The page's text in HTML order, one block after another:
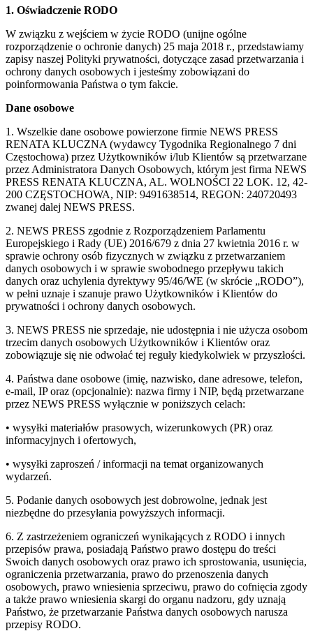
1. Oświadczenie RODO
W związku z wejściem w życie RODO (unijne ogólne
rozporządzenie o ochronie danych) 25 maja 2018 r., przedstawiamy
zapisy naszej Polityki prywatności, dotyczące zasad przetwarzania i
ochrony danych osobowych i jesteśmy zobowiązani do
poinformowania Państwa o tym fakcie.
Dane osobowe
1. Wszelkie dane osobowe powierzone firmie NEWS PRESS
RENATA KLUCZNA (wydawcy Tygodnika Regionalnego 7 dni
Częstochowa) przez Użytkowników i/lub Klientów są przetwarzane
przez Administratora Danych Osobowych, którym jest firma NEWS
PRESS RENATA KLUCZNA, AL. WOLNOŚCI 22 LOK. 12, 42-
200 CZĘSTOCHOWA, NIP: 9491638514, REGON: 240720493
zwanej dalej NEWS PRESS.
2. NEWS PRESS zgodnie z Rozporządzeniem Parlamentu
Europejskiego i Rady (UE) 2016/679 z dnia 27 kwietnia 2016 r. w
sprawie ochrony osób fizycznych w związku z przetwarzaniem
danych osobowych i w sprawie swobodnego przepływu takich
danych oraz uchylenia dyrektywy 95/46/WE (w skrócie „RODO”),
w pełni uznaje i szanuje prawo Użytkowników i Klientów do
prywatności i ochrony danych osobowych.
3. NEWS PRESS nie sprzedaje, nie udostępnia i nie użycza osobom
trzecim danych osobowych Użytkowników i Klientów oraz
zobowiązuje się nie odwołać tej reguły kiedykolwiek w przyszłości.
4. Państwa dane osobowe (imię, nazwisko, dane adresowe, telefon,
e-mail, IP oraz (opcjonalnie): nazwa firmy i NIP, będą przetwarzane
przez NEWS PRESS wyłącznie w poniższych celach:
• wysyłki materiałów prasowych, wizerunkowych (PR) oraz
informacyjnych i ofertowych,
• wysyłki zaproszeń / informacji na temat organizowanych
wydarzeń.
5. Podanie danych osobowych jest dobrowolne, jednak jest
niezbędne do przesyłania powyższych informacji.
6. Z zastrzeżeniem ograniczeń wynikających z RODO i innych
przepisów prawa, posiadają Państwo prawo dostępu do treści
Swoich danych osobowych oraz prawo ich sprostowania, usunięcia,
ograniczenia przetwarzania, prawo do przenoszenia danych
osobowych, prawo wniesienia sprzeciwu, prawo do cofnięcia zgody
a także prawo wniesienia skargi do organu nadzoru, gdy uznają
Państwo, że przetwarzanie Państwa danych osobowych narusza
przepisy RODO.